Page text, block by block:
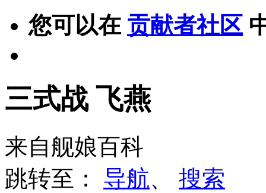
您可以在 贡献者社区
三式战 飞燕
来自舰娘百科
跳转至： 导航、 搜索